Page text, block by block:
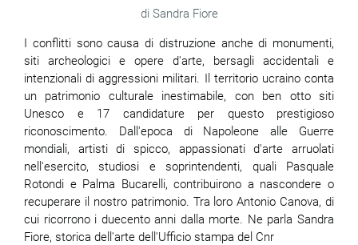
Sandra Fiore
I conflitti sono causa di distruzione anche di monumenti,
siti archeologici e opere d'arte, bersagli accidentali e
intenzionali di aggressioni militari. Il territorio ucraino conta
un patrimonio culturale inestimabile, con ben otto siti
Unesco e 17 candidature per questo prestigioso
riconoscimento. Dall'epoca di Napoleone alle Guerre
mondiali, artisti di spicco, appassionati d'arte arruolati
nell'esercito, studiosi e soprintendenti, quali Pasquale
Rotondi e Palma Bucarelli, contribuirono a nascondere o
recuperare il nostro patrimonio. Tra loro Antonio Canova, di
cui ricorrono i duecento anni dalla morte. Ne parla Sandra
Fiore, storica dell'arte dell'Ufficio stampa del Cnr